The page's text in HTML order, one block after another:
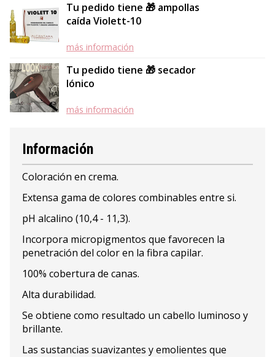
Tu pedido tiene 🎁 ampollas
caída Violett-10
más información
Tu pedido tiene 🎁 secador
Iónico
más información
Información
Coloración en crema.
Extensa gama de colores combinables entre si.
pH alcalino (10,4 - 11,3).
Incorpora micropigmentos que favorecen la
penetración del color en la fibra capilar.
100% cobertura de canas.
Alta durabilidad.
Se obtiene como resultado un cabello luminoso y
brillante.
Las sustancias suavizantes y emolientes que